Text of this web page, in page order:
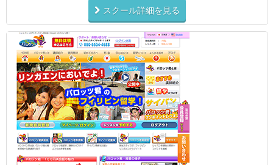
スクール詳細を見る